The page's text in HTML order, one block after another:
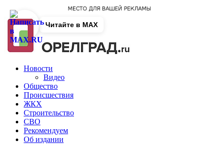
Новости
Видео
Общество
Происшествия
ЖКХ
Строительство
СВО
Рекомендуем
Об издании
Читайте в MAX